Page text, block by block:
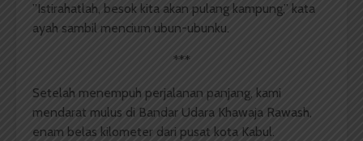
”Istirahatlah, besok kita akan pulang kampung,” kata
ayah sambil mencium ubun-ubunku.
***
Setelah menempuh perjalanan panjang, kami
mendarat mulus di Bandar Udara Khawaja Rawash,
enam belas kilometer dari pusat kota Kabul.